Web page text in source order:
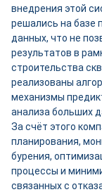
внедрения этой
решались на базе
данных, что не
результатов в
строительства
реализованы
механизмы
анализа больших
За счёт этого
планирования,
бурения,
процессы и
связанных с